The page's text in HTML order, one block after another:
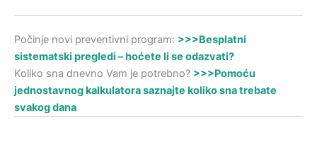
Počinje novi preventivni program: >>>Besplatni
sistematski pregledi – hoćete li se odazvati?
Koliko sna dnevno Vam je potrebno? >>>Pomoću
jednostavnog kalkulatora saznajte koliko sna trebate
svakog dana